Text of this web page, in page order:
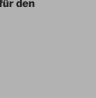
den